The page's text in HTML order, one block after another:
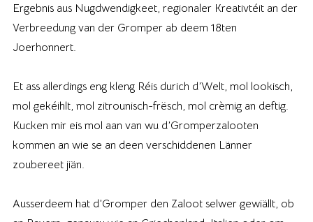
Ergebnis aus Nugdwendigkeet, regionaler Kreativtéit an der
Verbreedung van der Gromper ab deem 18ten
Joerhonnert.
Et ass allerdings eng kleng Réis durich d’Welt, mol lookisch,
mol gekéihlt, mol zitrounisch-frësch, mol crèmig an deftig.
Kucken mir eis mol aan van wu d’Gromperzalooten
kommen an wie se an deen verschiddenen Länner
zoubereet jiän.
Ausserdeem hat d’Gromper den Zaloot selwer gewiällt, ob